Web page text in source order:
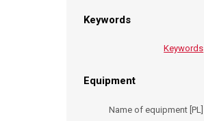
Keywords
Keywords
Equipment
Name of equipment [PL]